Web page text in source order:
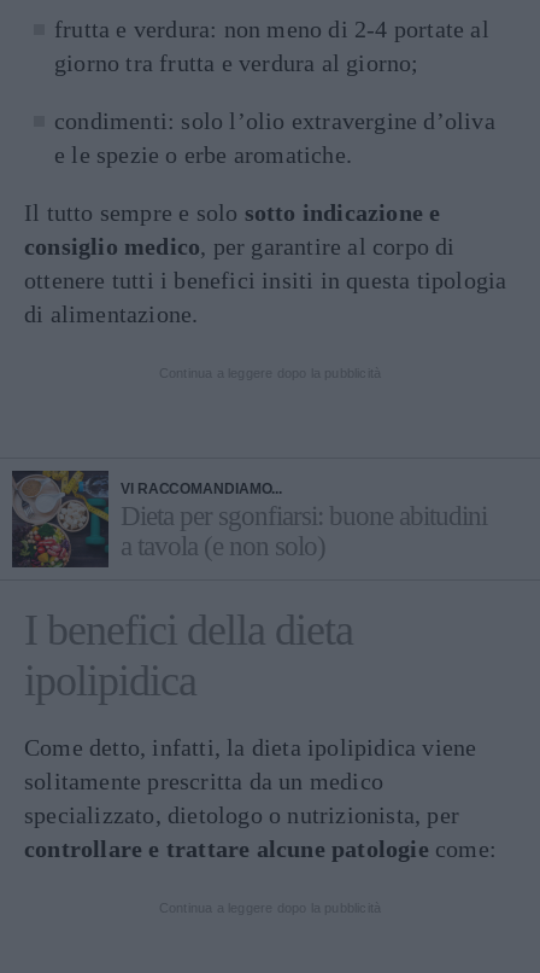
frutta e verdura: non meno di 2-4 portate al
giorno tra frutta e verdura al giorno;
condimenti: solo l’olio extravergine d’oliva
e le spezie o erbe aromatiche.
Il tutto sempre e solo sotto indicazione e
consiglio medico, per garantire al corpo di
ottenere tutti i benefici insiti in questa tipologia
di alimentazione.
VI RACCOMANDIAMO...
Dieta per sgonfiarsi: buone abitudini
a tavola (e non solo)
I benefici della dieta
ipolipidica
Come detto, infatti, la dieta ipolipidica viene
solitamente prescritta da un medico
specializzato, dietologo o nutrizionista, per
controllare e trattare alcune patologie come: